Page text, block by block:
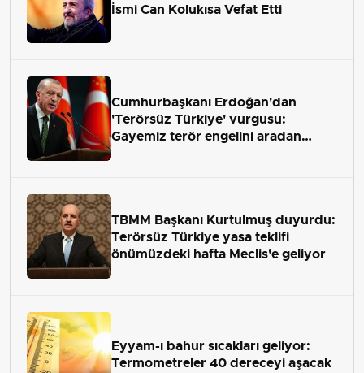
İsmi Can Kolukısa Vefat Etti
Cumhurbaşkanı Erdoğan'dan
'Terörsüz Türkiye' vurgusu:
Gayemiz terör engelini aradan
TBMM Başkanı Kurtulmuş duyurdu:
Terörsüz Türkiye yasa teklifi
önümüzdeki hafta Meclis'e geliyor
Eyyam-ı bahur sıcakları geliyor:
Termometreler 40 dereceyi aşacak